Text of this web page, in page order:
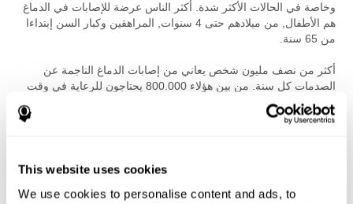
This website uses cookies
We use cookies to personalise content and ads, to
وخاصة في الحالات الأكثر شدة. أكثر الناس عرضة للإصابات في الدماغ
هم الأطفال, من ميلادهم حتى 4 سنوات, المراهقين وكبار السن إبتداءا
من 65 سنة.
أكثر من نصف مليون شخص يعاني من إصابات الدماغ الناجمة عن
الصدمات كل سنة. من بين هؤلاء 800.000 يحتاجون للرعاية في وقت
يموتون و 80.000 يعانون من إعاقات عصبية شديدة نتيجة عن إصابات
في حالة عدم وجود علاج لإصابة الدماغ, أفضل مسار للعمل هو الوقاية.
على ضرورة السلوك الآمن. يجب التفكير بعناية في أخذ الطفل بطريقة